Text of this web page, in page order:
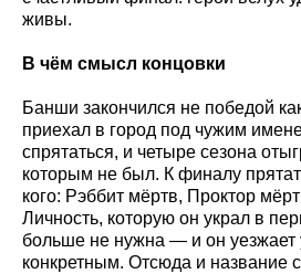
живы.
В чём смысл концовки
Банши закончился не победой
приехал в город под чужим
спрятаться, и четыре сезона
которым не был. К финалу
кого: Рэббит мёртв, Проктор
Личность, которую он украл в
больше не нужна — и он уезжает
конкретным. Отсюда и название